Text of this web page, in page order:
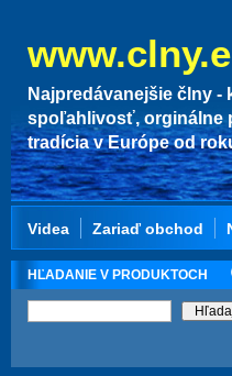
Najpredávanejšie člny -
spoľahlivosť, orginálne
tradícia v Európe od
HĽADANIE V PRODUKTOCH
Videa Zariaď obchod